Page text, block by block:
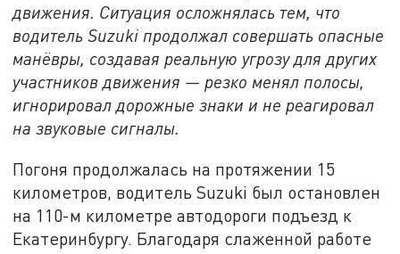
движения. Ситуация осложнялась тем, что
водитель Suzuki продолжал совершать опасные
манёвры, создавая реальную угрозу для других
участников движения — резко менял полосы,
игнорировал дорожные знаки и не реагировал
на звуковые сигналы.
Погоня продолжалась на протяжении 15
километров, водитель Suzuki был остановлен
на 110-м километре автодороги подъезд к
Екатеринбургу. Благодаря слаженной работе